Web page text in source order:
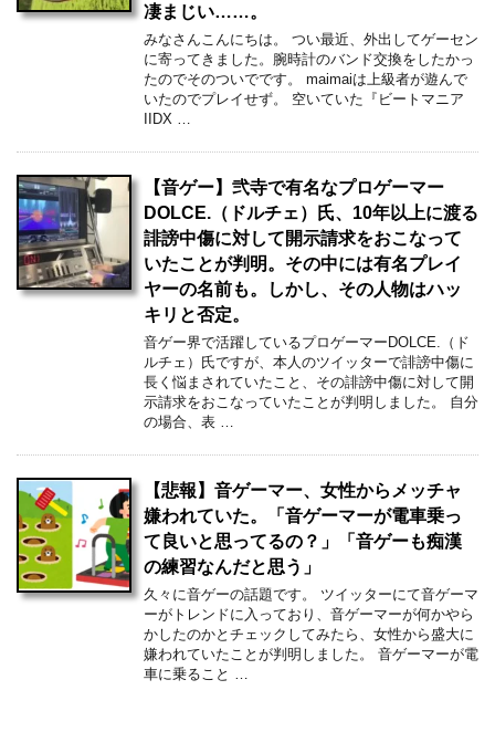
凄まじい……。
みなさんこんにちは。 つい最近、外出してゲーセン
に寄ってきました。腕時計のバンド交換をしたかっ
たのでそのついでです。 maimaiは上級者が遊んで
いたのでプレイせず。 空いていた『ビートマニア
IIDX …
【音ゲー】弐寺で有名なプロゲーマー
DOLCE.（ドルチェ）氏、10年以上に渡る
誹謗中傷に対して開示請求をおこなって
いたことが判明。その中には有名プレイ
ヤーの名前も。しかし、その人物はハッ
キリと否定。
音ゲー界で活躍しているプロゲーマーDOLCE.（ド
ルチェ）氏ですが、本人のツイッターで誹謗中傷に
長く悩まされていたこと、その誹謗中傷に対して開
示請求をおこなっていたことが判明しました。 自分
の場合、表 …
【悲報】音ゲーマー、女性からメッチャ
嫌われていた。「音ゲーマーが電車乗っ
て良いと思ってるの？」「音ゲーも痴漢
の練習なんだと思う」
久々に音ゲーの話題です。 ツイッターにて音ゲーマ
ーがトレンドに入っており、音ゲーマーが何かやら
かしたのかとチェックしてみたら、女性から盛大に
嫌われていたことが判明しました。 音ゲーマーが電
車に乗ること …